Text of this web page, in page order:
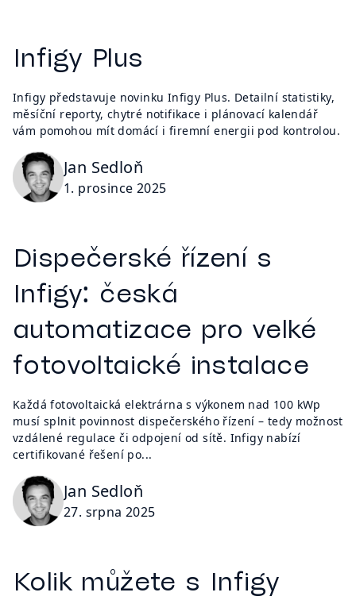
Infigy Plus
Infigy představuje novinku Infigy Plus. Detailní statistiky,
měsíční reporty, chytré notifikace i plánovací kalendář
vám pomohou mít domácí i firemní energii pod kontrolou.
Jan Sedloň
1. prosince 2025
Dispečerské řízení s
Infigy: česká
automatizace pro velké
fotovoltaické instalace
Každá fotovoltaická elektrárna s výkonem nad 100 kWp
musí splnit povinnost dispečerského řízení – tedy možnost
vzdálené regulace či odpojení od sítě. Infigy nabízí
certifikované řešení po...
Jan Sedloň
27. srpna 2025
Kolik můžete s Infigy